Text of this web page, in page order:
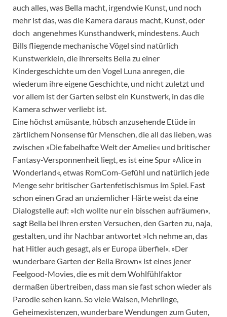
auch alles, was Bella macht, irgendwie Kunst, und noch
mehr ist das, was die Kamera daraus macht, Kunst, oder
doch angenehmes Kunsthandwerk, mindestens. Auch
Bills fliegende mechanische Vögel sind natürlich
Kunstwerklein, die ihrerseits Bella zu einer
Kindergeschichte um den Vogel Luna anregen, die
wiederum ihre eigene Geschichte, und nicht zuletzt und
vor allem ist der Garten selbst ein Kunstwerk, in das die
Kamera schwer verliebt ist.
Eine höchst amüsante, hübsch anzusehende Etüde in
zärtlichem Nonsense für Menschen, die all das lieben, was
zwischen »Die fabelhafte Welt der Amelie« und britischer
Fantasy-Versponnenheit liegt, es ist eine Spur »Alice in
Wonderland«, etwas RomCom-Gefühl und natürlich jede
Menge sehr britischer Gartenfetischismus im Spiel. Fast
schon einen Grad an unziemlicher Härte weist da eine
Dialogstelle auf: »Ich wollte nur ein bisschen aufräumen«,
sagt Bella bei ihren ersten Versuchen, den Garten zu, naja,
gestalten, und ihr Nachbar antwortet »Ich nehme an, das
hat Hitler auch gesagt, als er Europa überfiel«. »Der
wunderbare Garten der Bella Brown« ist eines jener
Feelgood-Movies, die es mit dem Wohlfühlfaktor
dermaßen übertreiben, dass man sie fast schon wieder als
Parodie sehen kann. So viele Waisen, Mehrlinge,
Geheimexistenzen, wunderbare Wendungen zum Guten,